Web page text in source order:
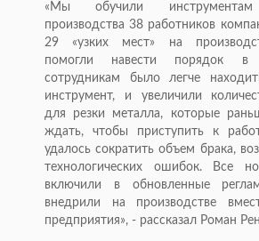
«Мы обучили инструментам
производства 38 работников
29 «узких мест» на
помогли навести порядок в
сотрудникам было легче
инструмент, и увеличили
для резки металла, которые
ждать, чтобы приступить к
удалось сократить объем брака,
технологических ошибок. Все
включили в обновленные
внедрили на производстве
предприятия», - рассказал Роман